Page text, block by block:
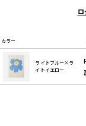
カラー
ライトブルー×ラ
イトイエロー